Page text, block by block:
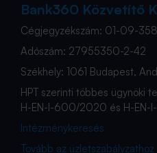
Bank360 Közvetítő
Cégjegyzékszám: 01-09-
Adószám: 27955350-2-42
Székhely: 1061 Budapest,
HPT szerinti többes ügynöki
H-EN-I-600/2020 és H-EN-
Intézménykeresés
Tovább az üzletszabályzathoz